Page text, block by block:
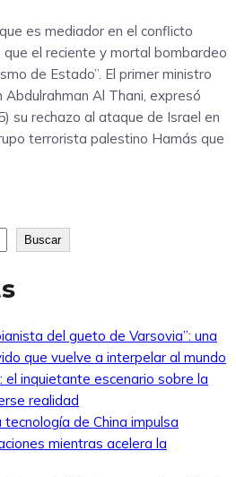
es mediador en el conflicto
el reciente y mortal bombardeo
de Estado”. El primer ministro
Al Thani, expresó
su rechazo al ataque de Israel en
terrorista palestino Hamás que
Buscar
del gueto de Varsovia”: una
que vuelve a interpelar al mundo
el inquietante escenario sobre la
realidad
de China impulsa
mientras acelera la